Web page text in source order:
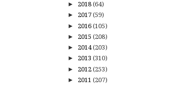
► 2018 (64)
► 2017 (59)
► 2016 (105)
► 2015 (208)
► 2014(203)
► 2013 (310)
► 2012 (253)
► 2011 (207)